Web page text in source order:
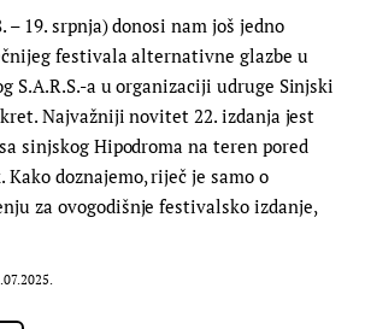
– 19. srpnja) donosi nam još jedno
festivala alternativne glazbe u
S.A.R.S.-a u organizaciji udruge Sinjski
Najvažniji novitet 22. izdanja jest
sinjskog Hipodroma na teren pored
Kako doznajemo, riječ je samo o
za ovogodišnje festivalsko izdanje,